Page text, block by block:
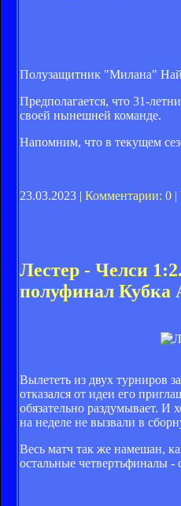
Полузащитник "Милана"
Предполагается, что 31-
своей нынешней команде.
Напомним, что в текущем
23.03.2023 | Комментарии: 0 |
Лестер - Челси
полуфинал Кубка
Вылететь из двух турниров
отказался от идеи его
обязательно раздумывает.
на неделе не вызвали в
Весь матч так же намешан,
остальные четвертьфиналы